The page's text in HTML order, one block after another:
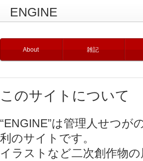
ENGINE
About 雑記
このサイトについて
“ENGINE”は管理人せつが
利のサイトです。
イラストなど二次創作物